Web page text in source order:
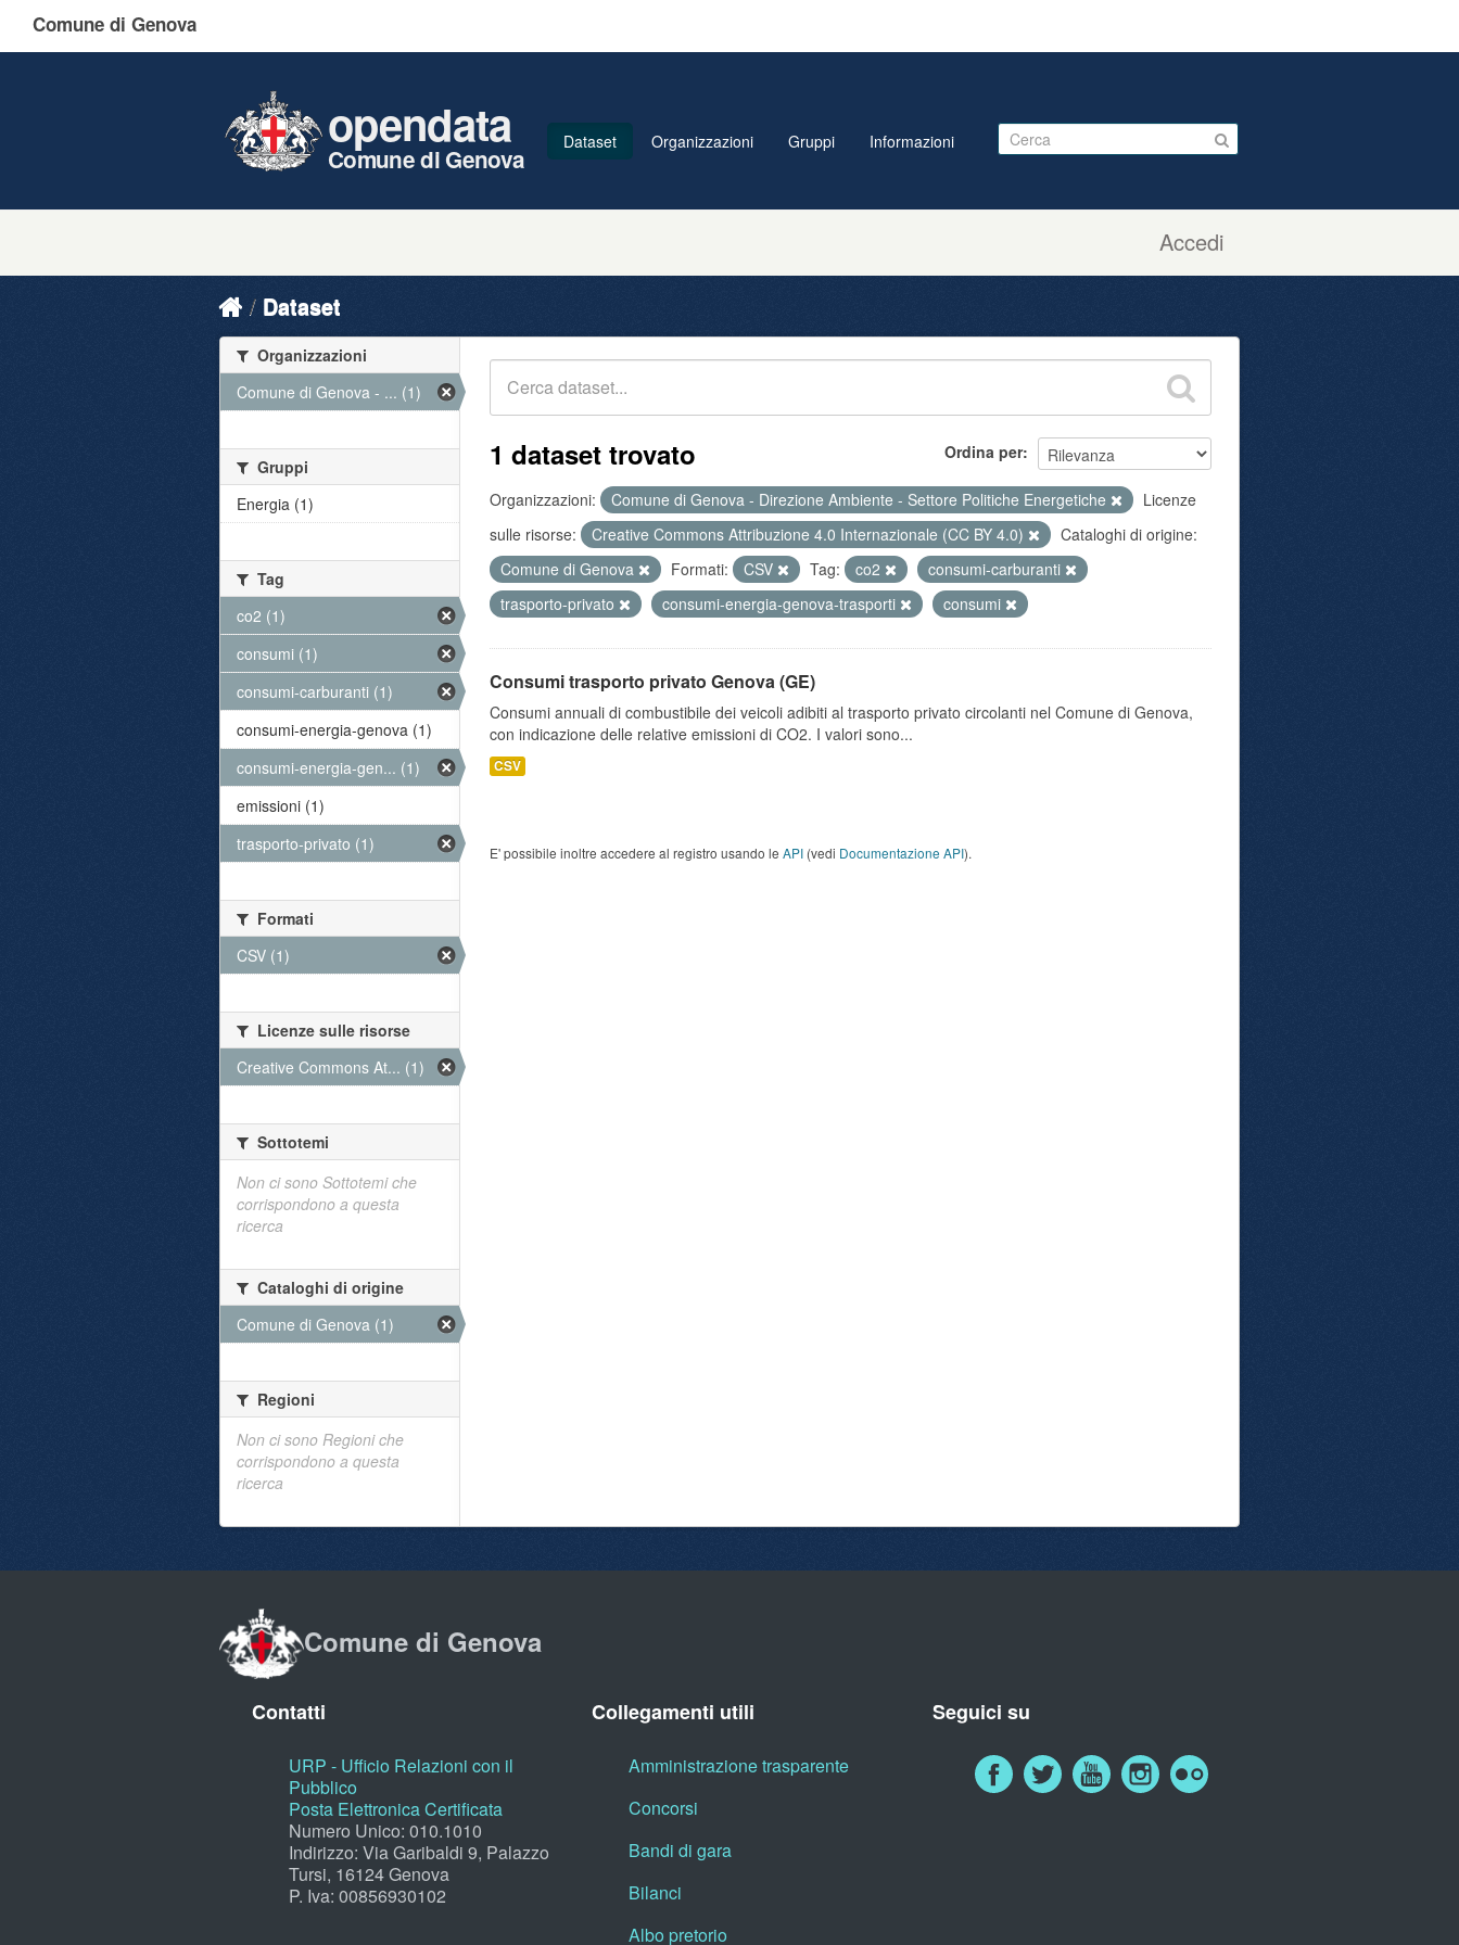
Comune di Genova
Accedi
opendata
Comune di Genova
Dataset Organizzazioni Gruppi Informazioni
Dataset
Ordina per
1 dataset trovato
Organizzazioni: Comune di Genova - Direzione Ambiente - Settore Politiche Energetiche
Licenze
sulle risorse:
Creative Commons Attribuzione 4.0 Internazionale (CC BY 4.0)
Cataloghi di origine:
Comune di Genova
Formati: CSV Tag: co2
consumi-carburanti
trasporto-privato
consumi-energia-genova-trasporti consumi
Consumi trasporto privato Genova (GE)
Consumi annuali di combustibile dei veicoli adibiti al trasporto privato circolanti nel Comune di Genova,
con indicazione delle relative emissioni di CO2. I valori sono...
CSV
E' possibile inoltre accedere al registro usando le API (vedi Documentazione API).
Organizzazioni
Comune di Genova - ... (1)
Gruppi
Energia (1)
Tag
co2 (1)
consumi (1)
consumi-carburanti (1)
consumi-energia-genova (1)
consumi-energia-gen... (1)
emissioni (1)
trasporto-privato (1)
Formati
CSV (1)
Licenze sulle risorse
Creative Commons At... (1)
Sottotemi
Non ci sono Sottotemi che
corrispondono a questa
ricerca
Cataloghi di origine
Comune di Genova (1)
Regioni
Non ci sono Regioni che
corrispondono a questa
ricerca
Comune di Genova
Contatti
URP - Ufficio Relazioni con il
Pubblico
Posta Elettronica Certificata
Numero Unico: 010.1010
Indirizzo: Via Garibaldi 9, Palazzo
Tursi, 16124 Genova
P. Iva: 00856930102
Collegamenti utili
Amministrazione trasparente
Concorsi
Bandi di gara
Bilanci
Albo pretorio
Seguici su